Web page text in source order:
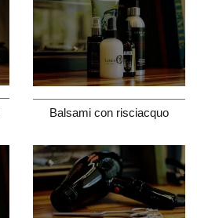
Balsami con risciacquo